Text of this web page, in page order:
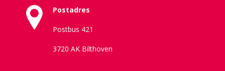
Postadres
Postbus 421
3720 AK Bilthoven